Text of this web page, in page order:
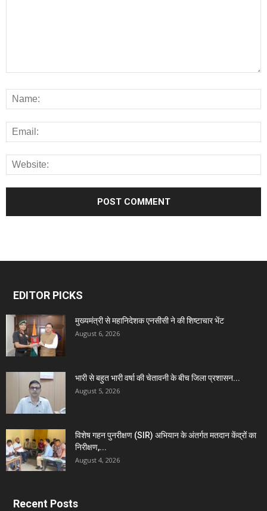
EDITOR PICKS
मुख्यमंत्री से महानिदेशक एनसीसी ने की शिष्टाचार भेंट
August 6, 2026
भारी से बहुत भारी वर्षा की चेतावनी के बीच जिला प्रशासन...
August 5, 2026
विशेष गहन पुनरीक्षण (SIR) अभियान के अंतर्गत मतदान केंद्रों का
निरीक्षण,...
August 4, 2026
Recent Posts